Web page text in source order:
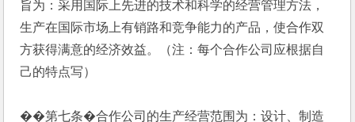
旨为：采用国际上先进的技术和科学的经营管理方法，
生产在国际市场上有销路和竞争能力的产品，使合作双
方获得满意的经济效益。（注：每个合作公司应根据自
己的特点写）
��第七条�合作公司的生产经营范围为：设计、制造